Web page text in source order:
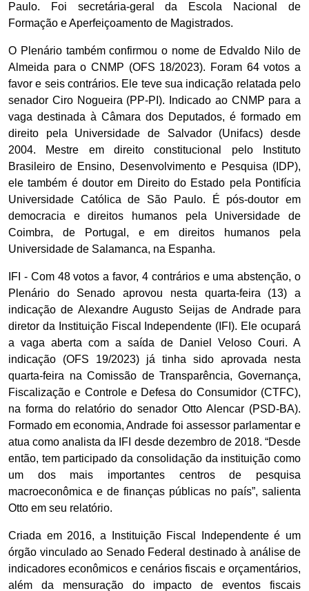
Paulo. Foi secretária-geral da Escola Nacional de
Formação e Aperfeiçoamento de Magistrados.
O Plenário também confirmou o nome de Edvaldo Nilo de
Almeida para o CNMP (OFS 18/2023). Foram 64 votos a
favor e seis contrários. Ele teve sua indicação relatada pelo
senador Ciro Nogueira (PP-PI). Indicado ao CNMP para a
vaga destinada à Câmara dos Deputados, é formado em
direito pela Universidade de Salvador (Unifacs) desde
2004. Mestre em direito constitucional pelo Instituto
Brasileiro de Ensino, Desenvolvimento e Pesquisa (IDP),
ele também é doutor em Direito do Estado pela Pontifícia
Universidade Católica de São Paulo. É pós-doutor em
democracia e direitos humanos pela Universidade de
Coimbra, de Portugal, e em direitos humanos pela
Universidade de Salamanca, na Espanha.
IFI - Com 48 votos a favor, 4 contrários e uma abstenção, o
Plenário do Senado aprovou nesta quarta-feira (13) a
indicação de Alexandre Augusto Seijas de Andrade para
diretor da Instituição Fiscal Independente (IFI). Ele ocupará
a vaga aberta com a saída de Daniel Veloso Couri. A
indicação (OFS 19/2023) já tinha sido aprovada nesta
quarta-feira na Comissão de Transparência, Governança,
Fiscalização e Controle e Defesa do Consumidor (CTFC),
na forma do relatório do senador Otto Alencar (PSD-BA).
Formado em economia, Andrade foi assessor parlamentar e
atua como analista da IFI desde dezembro de 2018. “Desde
então, tem participado da consolidação da instituição como
um dos mais importantes centros de pesquisa
macroeconômica e de finanças públicas no país”, salienta
Otto em seu relatório.
Criada em 2016, a Instituição Fiscal Independente é um
órgão vinculado ao Senado Federal destinado à análise de
indicadores econômicos e cenários fiscais e orçamentários,
além da mensuração do impacto de eventos fiscais